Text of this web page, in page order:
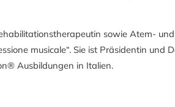
sowie Atem-
musicale“. Sie ist Präsidentin
Ausbildungen in Italien.